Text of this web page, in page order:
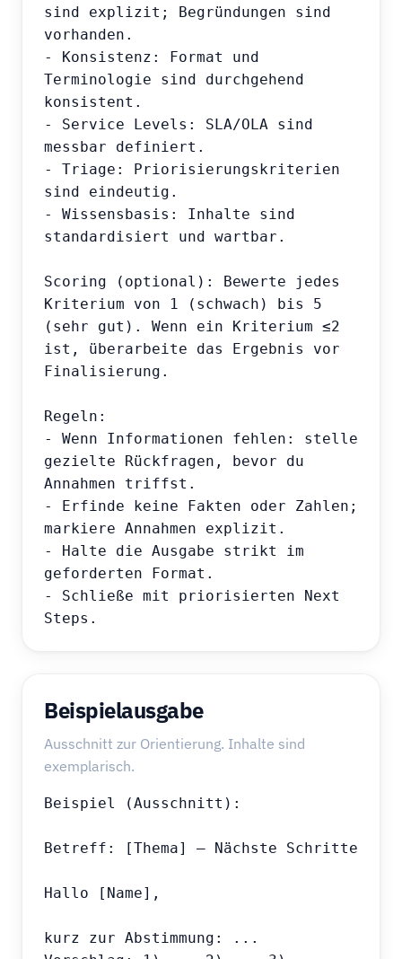
sind explizit; Begründungen sind
vorhanden.
- Konsistenz: Format und
Terminologie sind durchgehend
konsistent.
- Service Levels: SLA/OLA sind
messbar definiert.
- Triage: Priorisierungskriterien
sind eindeutig.
- Wissensbasis: Inhalte sind
standardisiert und wartbar.
Scoring (optional): Bewerte jedes
Kriterium von 1 (schwach) bis 5
(sehr gut). Wenn ein Kriterium ≤2
ist, überarbeite das Ergebnis vor
Finalisierung.
Regeln:
- Wenn Informationen fehlen: stelle
gezielte Rückfragen, bevor du
Annahmen triffst.
- Erfinde keine Fakten oder Zahlen;
markiere Annahmen explizit.
- Halte die Ausgabe strikt im
geforderten Format.
- Schließe mit priorisierten Next
Steps.
Beispielausgabe
Ausschnitt zur Orientierung. Inhalte sind
exemplarisch.
Beispiel (Ausschnitt):
Betreff: [Thema] – Nächste Schritte
Hallo [Name],
kurz zur Abstimmung: ...